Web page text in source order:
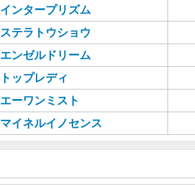
インタープリズム
ステラトウショウ
エンゼルドリーム
トップレディ
エーワンミスト
マイネルイノセンス